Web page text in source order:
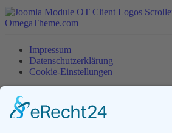
Impressum
Datenschutzerklärung
Cookie-Einstellungen
Deutsch